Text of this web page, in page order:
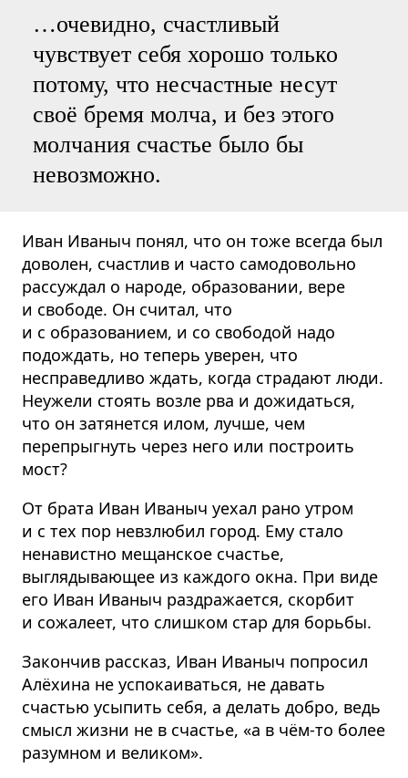
…очевидно, счастливый
чувствует себя хорошо только
потому, что несчастные несут
своё бремя молча, и без этого
молчания счастье было бы
невозможно.
Иван Иваныч понял, что он тоже всегда был
доволен, счастлив и часто самодовольно
рассуждал о народе, образовании, вере
и свободе. Он считал, что
и с образованием, и со свободой надо
подождать, но теперь уверен, что
несправедливо ждать, когда страдают люди.
Неужели стоять возле рва и дожидаться,
что он затянется илом, лучше, чем
перепрыгнуть через него или построить
мост?
От брата Иван Иваныч уехал рано утром
и с тех пор невзлюбил город. Ему стало
ненавистно мещанское счастье,
выглядывающее из каждого окна. При виде
его Иван Иваныч раздражается, скорбит
и сожалеет, что слишком стар для борьбы.
Закончив рассказ, Иван Иваныч попросил
Алёхина не успокаиваться, не давать
счастью усыпить себя, а делать добро, ведь
смысл жизни не в счастье, «а в чём-то более
разумном и великом».